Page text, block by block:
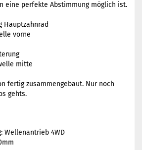
eine perfekte Abstimmung möglich ist.
Hauptzahnrad
vorne
mitte
fertig zusammengebaut. Nur noch
gehts.
Wellenantrieb 4WD